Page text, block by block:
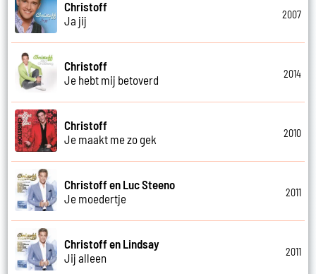
Christoff
Ja jij
2007
Christoff
Je hebt mij betoverd
2014
Christoff
Je maakt me zo gek
2010
Christoff en Luc Steeno
Je moedertje
2011
Christoff en Lindsay
Jij alleen
2011